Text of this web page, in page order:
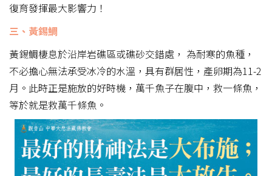
復育發揮最大影響力！
三、黃錫鯛
黃錫鯛棲息於沿岸岩礁區或礁砂交錯處， 為耐寒的魚種，
不必擔心無法承受冰冷的水溫，具有群居性，產卵期為11-2
月。此時正是施放的好時機，萬千魚子在腹中，救一條魚，
等於就是救萬千條魚。